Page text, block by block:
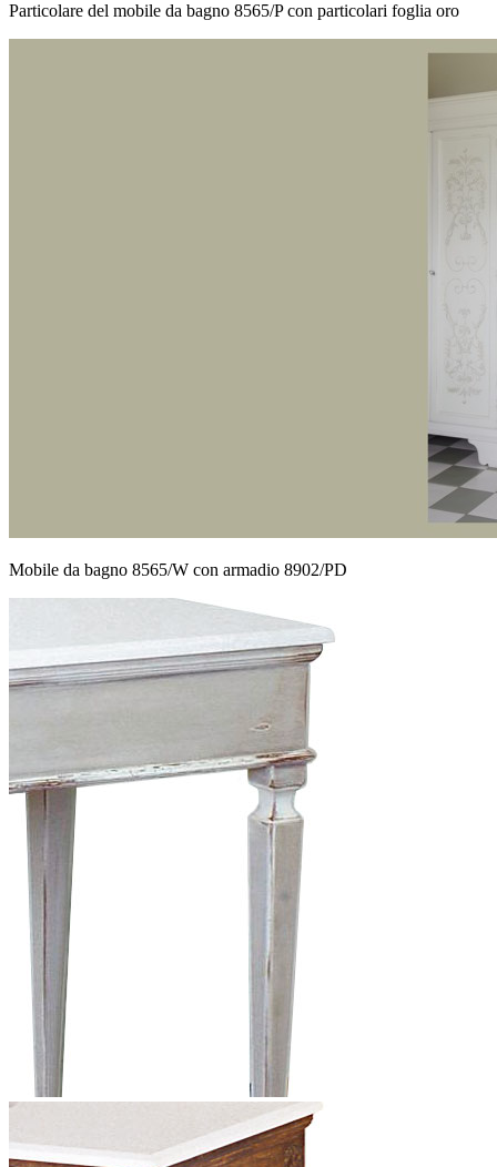
Particolare del mobile da bagno 8565/P con particolari foglia oro
Mobile da bagno 8565/W con armadio 8902/PD